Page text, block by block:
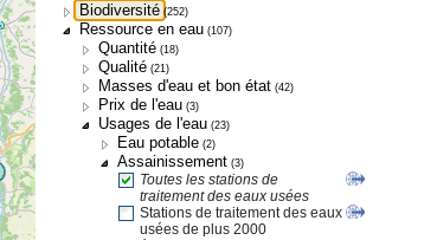
Biodiversité (252)
Ressource en eau (107)
Quantité (18)
Qualité (21)
Masses d'eau et bon état (42)
Prix de l'eau (3)
Usages de l'eau (23)
Eau potable (2)
Assainissement (3)
Toutes les stations de
traitement des eaux usées
Stations de traitement des eaux
usées de plus 2000